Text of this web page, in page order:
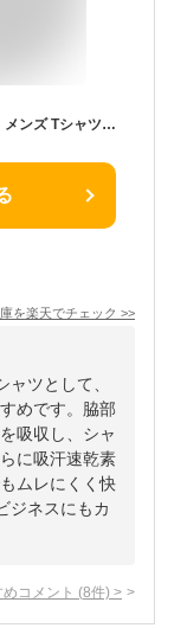
脇汗 インナー メンズ 汗取りパッド【脇汗パッド メンズ Tシャツ】汗取りインナー 脇汗 パッド メンズ 半袖 汗じみ防止 Tシャツ 脇汗対策 汗染み防止 脇 汗 わき汗 脇汗パッド付きインナー 吸汗 わき 下着 肌着 ワキ汗 汗脇パッド
を楽天でチェック >>
ツとして、
めです。脇部
吸収し、シャ
に吸汗速乾素
ムレにくく快
ジネスにもカ
コメント (8件) >